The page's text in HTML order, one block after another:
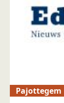
Pajottegem